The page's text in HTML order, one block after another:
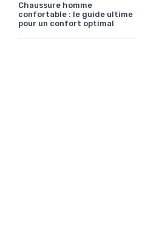
Chaussure homme
confortable : le guide ultime
pour un confort optimal